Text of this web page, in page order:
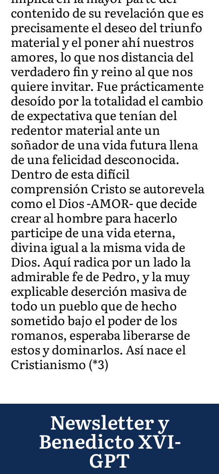
contenido de su revelación que es
precisamente el deseo del triunfo
material y el poner ahí nuestros
amores, lo que nos distancia del
verdadero fin y reino al que nos
quiere invitar. Fue prácticamente
desoído por la totalidad el cambio
de expectativa que tenían del
redentor material ante un
soñador de una vida futura llena
de una felicidad desconocida.
Dentro de esta difícil
comprensión Cristo se autorevela
como el Dios -AMOR- que decide
crear al hombre para hacerlo
participe de una vida eterna,
divina igual a la misma vida de
Dios. Aquí radica por un lado la
admirable fe de Pedro, y la muy
explicable deserción masiva de
todo un pueblo que de hecho
sometido bajo el poder de los
romanos, esperaba liberarse de
estos y dominarlos. Así nace el
Cristianismo (*3)
Newsletter y
Benedicto XVI-
GPT